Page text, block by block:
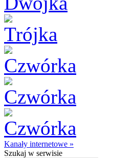
Kanały internetowe »
Szukaj w serwisie